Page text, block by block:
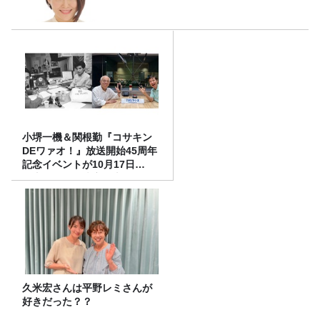
小堺一機＆関根勤『コサキン
DEワァオ！』放送開始45周年
記念イベントが10月17日
（土）に開催決定！本日より
FC先行受付スタート！
久米宏さんは平野レミさんが
好きだった？？